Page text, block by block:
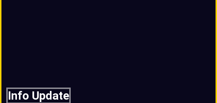
Info Update